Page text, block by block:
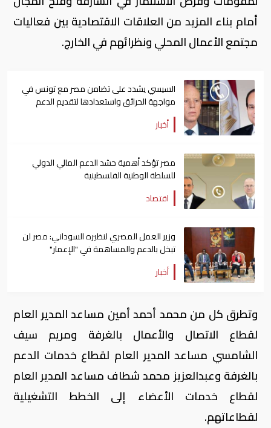
أمام بناء المزيد من العلاقات الاقتصادية بين فعاليات
مجتمع الأعمال المحلي ونظرائهم في الخارج.
السيسي يشدد على تضامن مصر مع تونس في
مواجهة الحرائق واستعدادها لتقديم الدعم
أخبار
مصر تؤكد أهمية حشد الدعم المالي الدولي
للسلطة الوطنية الفلسطينية
اقتصاد
وزير العمل المصري لنظيره السوداني: مصر لن
تبخل بالدعم والمساهمة في "الإعمار"
أخبار
وتطرق كل من محمد أحمد أمين مساعد المدير العام
لقطاع الاتصال والأعمال بالغرفة ومريم سيف
الشامسي مساعد المدير العام لقطاع خدمات الدعم
بالغرفة وعبدالعزيز محمد شطاف مساعد المدير العام
لقطاع خدمات الأعضاء إلى الخطط التشغيلية
لقطاعاتهم.